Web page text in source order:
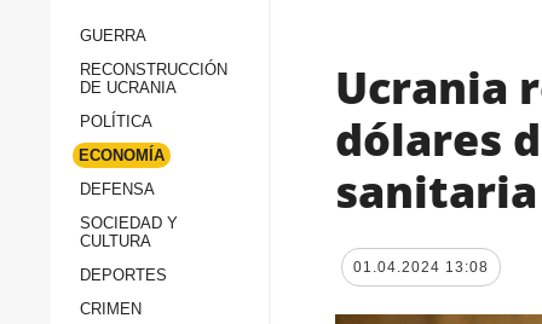
TODAS LAS
Reconstrucción de
GUERRA
RECONSTRUCCIÓN
DE UCRANIA
POLÍTICA
ECONOMÍA
DEFENSA
SOCIEDAD Y
CULTURA
DEPORTES
CRIMEN
Ucrania
dólares
01.04.2024 13:08